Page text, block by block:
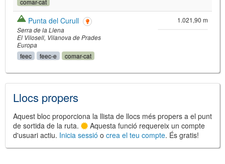
©Leaflet
JS library for interactive maps
©
©Institut Cartogràfic i Geològic de
comar-cat
Punta del Curull
Serra de la Llena
El Vilosell Vilanova de Prades
Europa
feec feec-e comar-cat
1.021,90 m
Llocs propers
Aquest bloc proporciona la llista de llocs més propers a el punt
de sortida de la ruta.
Aquesta funció requereix un compte
d'usuari actiu. Inicia sessió o crea el teu compte. És gratis!